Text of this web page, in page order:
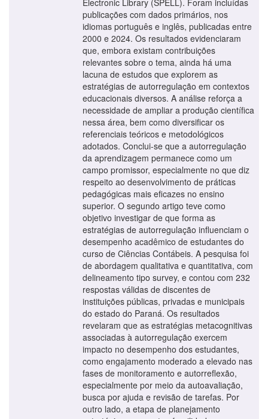
publicações com dados primários, nos
idiomas português e inglês, publicadas entre
2000 e 2024. Os resultados evidenciaram
que, embora existam contribuições
relevantes sobre o tema, ainda há uma
lacuna de estudos que explorem as
estratégias de autorregulação em contextos
educacionais diversos. A análise reforça a
necessidade de ampliar a produção científica
nessa área, bem como diversificar os
referenciais teóricos e metodológicos
adotados. Conclui-se que a autorregulação
da aprendizagem permanece como um
campo promissor, especialmente no que diz
respeito ao desenvolvimento de práticas
pedagógicas mais eficazes no ensino
superior. O segundo artigo teve como
objetivo investigar de que forma as
estratégias de autorregulação influenciam o
desempenho acadêmico de estudantes do
curso de Ciências Contábeis. A pesquisa foi
de abordagem qualitativa e quantitativa, com
delineamento tipo survey, e contou com 232
respostas válidas de discentes de
instituições públicas, privadas e municipais
do estado do Paraná. Os resultados
revelaram que as estratégias metacognitivas
associadas à autorregulação exercem
impacto no desempenho dos estudantes,
como engajamento moderado a elevado nas
fases de monitoramento e autorreflexão,
especialmente por meio da autoavaliação,
busca por ajuda e revisão de tarefas. Por
outro lado, a etapa de planejamento